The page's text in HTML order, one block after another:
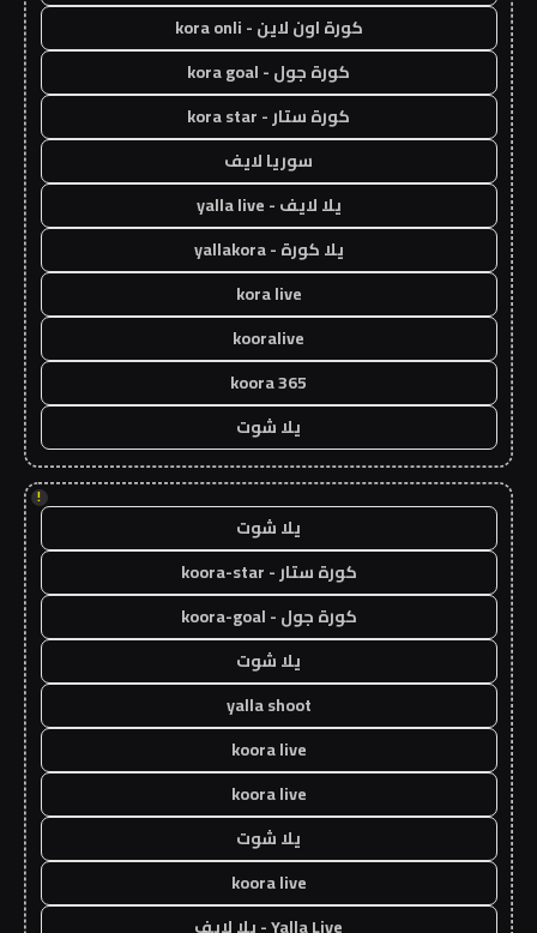
كورة اون لاين - kora onli
كورة جول - kora goal
كورة ستار - kora star
سوريا لايف
يلا لايف - yalla live
يلا كورة - yallakora
kora live
kooralive
koora 365
يلا شوت
!
يلا شوت
كورة ستار - koora-star
كورة جول - koora-goal
يلا شوت
yalla shoot
koora live
koora live
يلا شوت
koora live
Yalla Live - يلا لايف